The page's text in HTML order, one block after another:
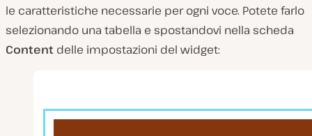
le caratteristiche necessarie per ogni voce. Potete farlo
selezionando una tabella e spostandovi nella scheda
Content delle impostazioni del widget: